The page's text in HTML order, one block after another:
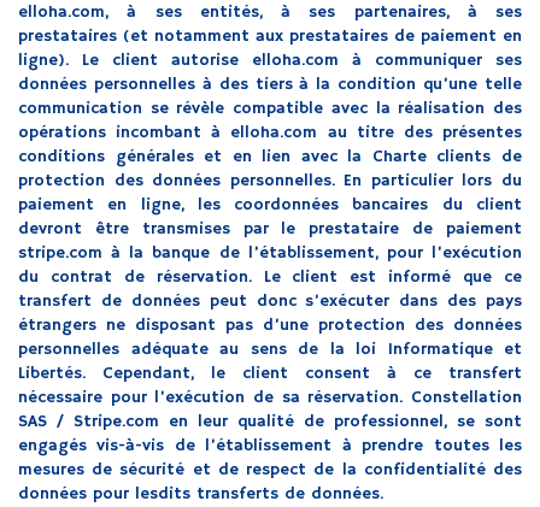
elloha.com, à ses entités, à ses partenaires, à ses
prestataires (et notamment aux prestataires de paiement en
ligne). Le client autorise elloha.com à communiquer ses
données personnelles à des tiers à la condition qu’une telle
communication se révèle compatible avec la réalisation des
opérations incombant à elloha.com au titre des présentes
conditions générales et en lien avec la Charte clients de
protection des données personnelles. En particulier lors du
paiement en ligne, les coordonnées bancaires du client
devront être transmises par le prestataire de paiement
stripe.com à la banque de l’établissement, pour l’exécution
du contrat de réservation. Le client est informé que ce
transfert de données peut donc s’exécuter dans des pays
étrangers ne disposant pas d’une protection des données
personnelles adéquate au sens de la loi Informatique et
Libertés. Cependant, le client consent à ce transfert
nécessaire pour l’exécution de sa réservation. Constellation
SAS / Stripe.com en leur qualité de professionnel, se sont
engagés vis-à-vis de l’établissement à prendre toutes les
mesures de sécurité et de respect de la confidentialité des
données pour lesdits transferts de données.